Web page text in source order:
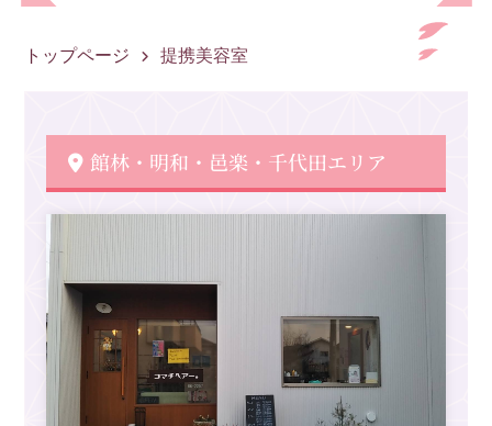
トップページ 提携美容室
館林・明和・邑楽・千代田エリア